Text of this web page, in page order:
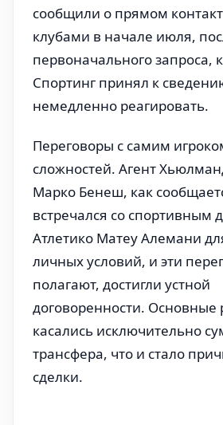
сообщили о прямом
клубами в начале июля,
первоначального запроса,
Спортинг принял к
немедленно реагировать.
Переговоры с самим
сложностей. Агент
Марко Бенеш, как
встречался со спортивным
Атлетико Матеу Алемани
личных условий, и эти
полагают, достигли устной
договоренности. Основные
касались исключительно
трансфера, что и стало
сделки.